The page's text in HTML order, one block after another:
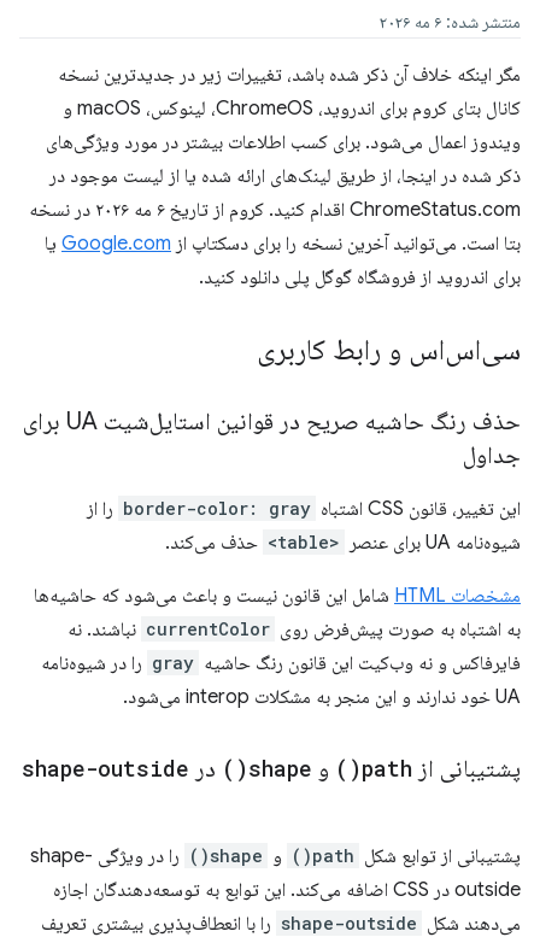
منتشر شده: ۶ مه ۲۰۲۶
مگر اینکه خلاف آن ذکر شده باشد، تغییرات زیر در جدیدترین نسخه
کانال بتای کروم برای اندروید، ChromeOS، لینوکس، macOS و
ویندوز اعمال می‌شود. برای کسب اطلاعات بیشتر در مورد ویژگی‌های
ذکر شده در اینجا، از طریق لینک‌های ارائه شده یا از لیست موجود در
ChromeStatus.com اقدام کنید. کروم از تاریخ ۶ مه ۲۰۲۶ در نسخه
بتا است. می‌توانید آخرین نسخه را برای دسکتاپ از Google.com یا
برای اندروید از فروشگاه گوگل پلی دانلود کنید.
سی‌اس‌اس و رابط کاربری
حذف رنگ حاشیه صریح در قوانین استایل‌شیت UA برای
جداول
این تغییر، قانون CSS اشتباه border-color: gray را از
شیوه‌نامه UA برای عنصر
<table> حذف می‌کند.
مشخصات HTML
شامل این قانون نیست و باعث می‌شود که حاشیه‌ها
به اشتباه به صورت پیش‌فرض روی currentColor نباشند. نه
فایرفاکس و نه وب‌کیت این قانون رنگ حاشیه gray را در شیوه‌نامه
UA خود ندارند و این منجر به مشکلات interop می‌شود.
پشتیبانی از path(
) و shape(
) در shape-outside
پشتیبانی از توابع شکل path() و shape()
را در ویژگی shape-
outside در CSS اضافه می‌کند. این توابع به توسعه‌دهندگان اجازه
می‌دهند شکل shape-outside را با انعطاف‌پذیری بیشتری تعریف